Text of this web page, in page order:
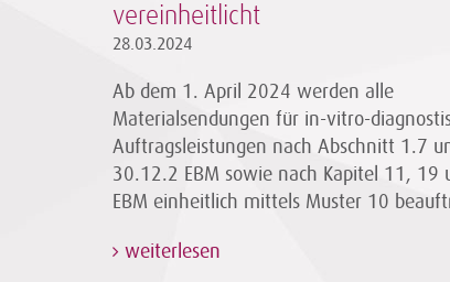
vereinheitlicht
28.03.2024
Ab dem 1. April 2024 werden alle
Materialsendungen für in-vitro-
Auftragsleistungen nach Abschnitt 1.7
30.12.2 EBM sowie nach Kapitel 11, 19
EBM einheitlich mittels Muster 10
weiterlesen